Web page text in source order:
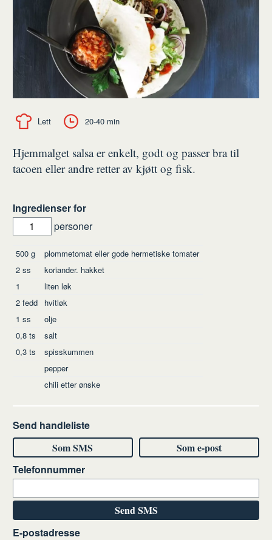
Lett 20-40 min
Hjemmalget salsa er enkelt, godt og passer bra til
tacoen eller andre retter av kjøtt og fisk.
Ingredienser for
personer
Ingredienser
500g
plommetomat eller gode hermetiske tomater
2ss
koriander. hakket
1
liten løk
2fedd
hvitløk
1 ss
olje
0,8ts
salt
0,3ts
spisskummen
pepper
chili etter ønske
Send handleliste
Som SMS
Som e-post
Telefonnummer
Send SMS
E-postadresse